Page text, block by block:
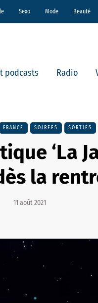
Sexo Mode Beauté
podcasts Radio
FRANCE SOIRÉES SORTIES
‘La
la
11 août 2021